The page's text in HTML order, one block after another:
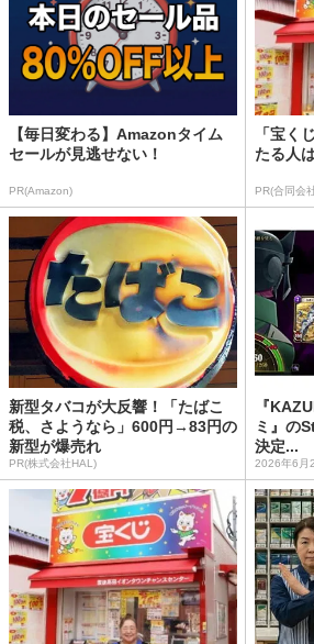
【毎日変わる】Amazonタイム
セールが見逃せない！
PR(Amazon)
「宝く
たる人
PR(合同会
新型タバコが大反響！「たばこ
税、さようなら」600円→83円の
新型が爆売れ
PR(株式会社HAL)
『
ミ』の
決定...
2026年6月